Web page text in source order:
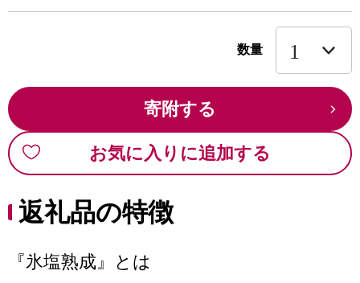
数量
寄附する
お気に入りに追加する
返礼品の特徴
『氷塩熟成』とは